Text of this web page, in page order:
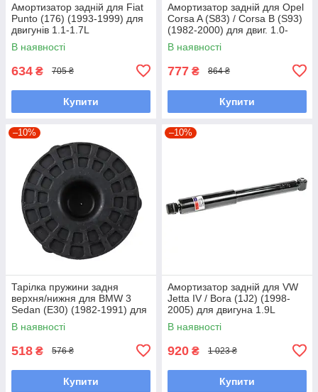
Амортизатор задній для Fiat
Punto (176) (1993-1999) для
двигунів 1.1-1.7L
В наявності
634 ₴ 705 ₴
Купити
Амортизатор задній для Opel
Corsa A (S83) / Corsa B (S93)
(1982-2000) для двиг. 1.0-
1.5L
В наявності
777 ₴ 864 ₴
Купити
–10%
Тарілка пружини задня
верхня/нижня для BMW 3
Sedan (E30) (1982-1991) для
двигунів 1.6-2.7L
В наявності
518 ₴ 576 ₴
Купити
–10%
Амортизатор задній для VW
Jetta IV / Bora (1J2) (1998-
2005) для двигуна 1.9L
В наявності
920 ₴ 1 023 ₴
Купити